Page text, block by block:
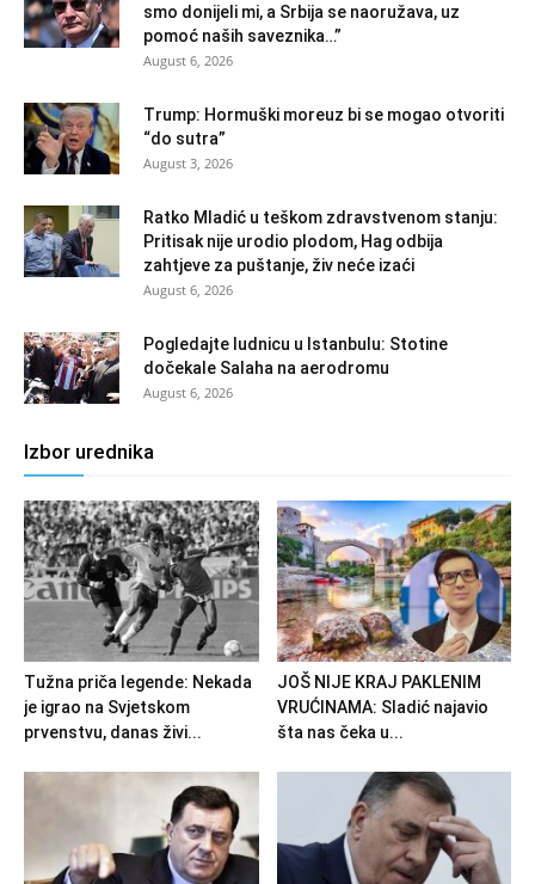
smo donijeli mi, a Srbija se naoružava, uz
pomoć naših saveznika…”
August 6, 2026
Trump: Hormuški moreuz bi se mogao otvoriti
“do sutra”
August 3, 2026
Ratko Mladić u teškom zdravstvenom stanju:
Pritisak nije urodio plodom, Hag odbija
zahtjeve za puštanje, živ neće izaći
August 6, 2026
Pogledajte ludnicu u Istanbulu: Stotine
dočekale Salaha na aerodromu
August 6, 2026
Izbor urednika
Tužna priča legende: Nekada
je igrao na Svjetskom
prvenstvu, danas živi...
JOŠ NIJE KRAJ PAKLENIM
VRUĆINAMA: Sladić najavio
šta nas čeka u...